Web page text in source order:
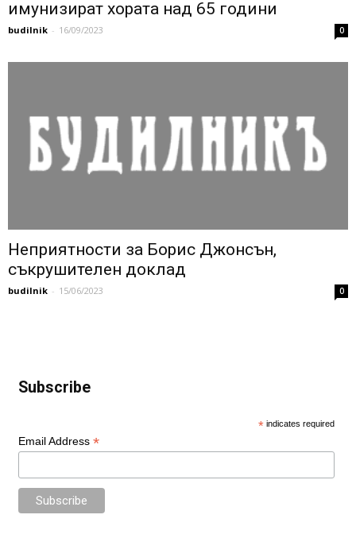
имунизират хората над 65 години
budilnik - 16/09/2023 0
Неприятности за Борис Джонсън,
съкрушителен доклад
budilnik - 15/06/2023 0
Subscribe
* indicates required
Email Address *